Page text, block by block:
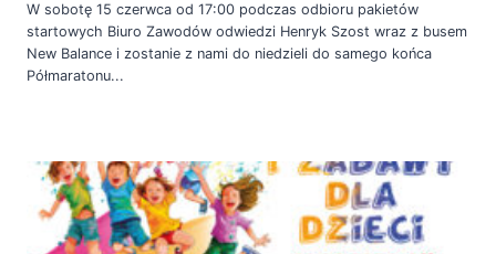
W sobotę 15 czerwca od 17:00 podczas odbioru pakietów
startowych Biuro Zawodów odwiedzi Henryk Szost wraz z busem
New Balance i zostanie z nami do niedzieli do samego końca
Półmaratonu...